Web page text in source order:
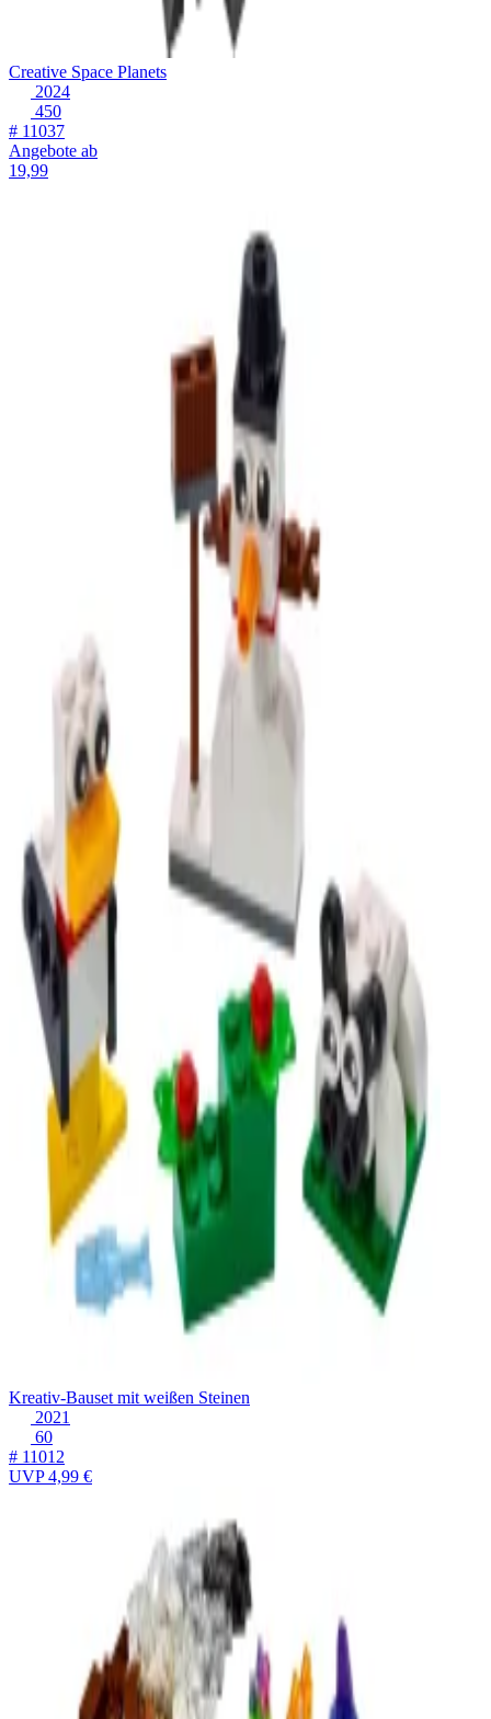
Creative Space Planets
2024
450
# 11037
Angebote ab
19,99
Kreativ-Bauset mit weißen Steinen
2021
60
# 11012
UVP4,99 €